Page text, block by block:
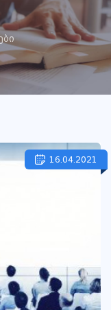
16.04.2021